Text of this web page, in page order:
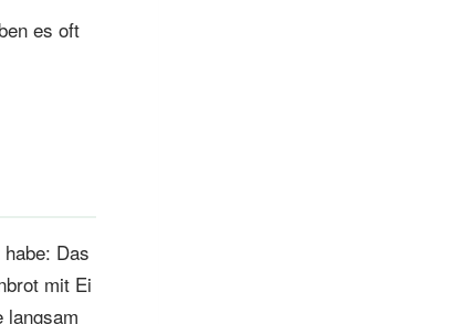
es oft
Das
mit Ei
langsam